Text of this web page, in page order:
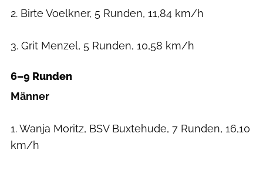
2. Birte Voelkner, 5 Runden, 11,84 km/h
3. Grit Menzel, 5 Runden, 10,58 km/h
6–9 Runden
Männer
1. Wanja Moritz, BSV Buxtehude, 7 Runden, 16,10
km/h